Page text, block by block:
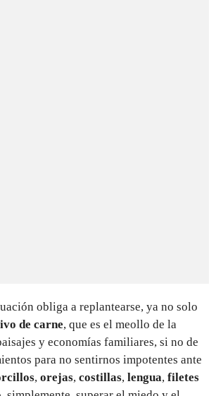
obliga a replantearse, ya no solo
de carne, que es el meollo de la
y economías familiares, si no de
para no sentirnos impotentes ante
, orejas, costillas, lengua, filetes